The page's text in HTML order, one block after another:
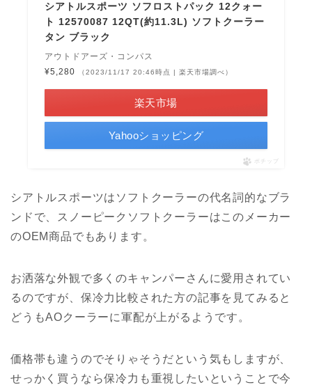
シアトルスポーツ ソフロストパック 12クォー
ト 12570087 12QT(約11.3L) ソフトクーラー
タン ブラック
アウトドアーズ・コンパス
¥5,280
（2023/11/17 20:46時点 | 楽天市場調べ）
楽天市場
Yahooショッピング
ポチップ
シアトルスポーツはソフトクーラーの代名詞的なブラ
ンドで、スノーピークソフトクーラーはこのメーカー
のOEM商品でもあります。
お洒落な外観で多くのキャンパーさんに愛用されてい
るのですが、保冷力比較された方の記事を見てみると
どうもAOクーラーに軍配が上がるようです。
価格帯も違うのでそりゃそうだという気もしますが、
せっかく買うなら保冷力も重視したいということで今